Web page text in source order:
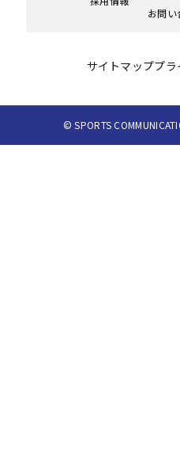
お問い
サイトマッププラ
© SPORTS